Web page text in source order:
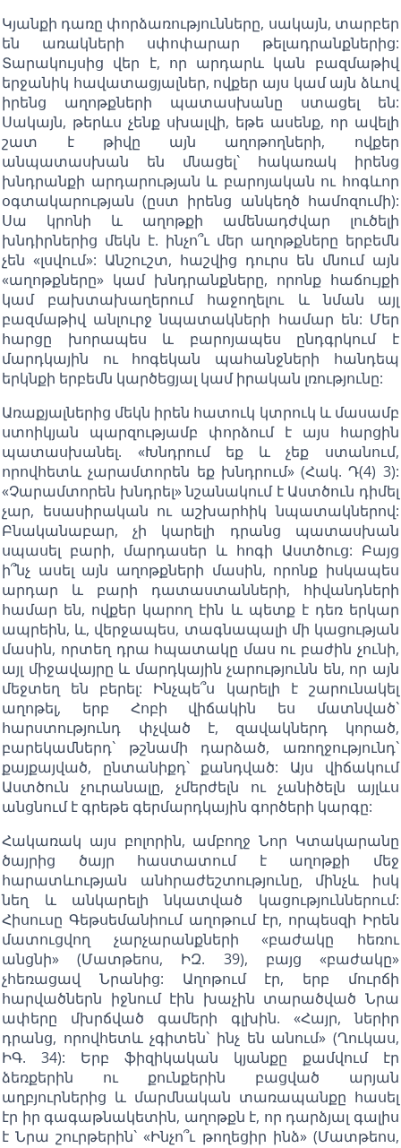
Կյանքի դառը փորձառությունները, սակայն, տարբեր
են առակների սփոփարար թելադրանքներից:
Տարակույսից վեր է, որ արդարև կան բազմաթիվ
երջանիկ հավատացյալներ, ովքեր այս կամ այն ձևով
իրենց աղոթքների պատասխանը ստացել են:
Սակայն, թերևս չենք սխալվի, եթե ասենք, որ ավելի
շատ է թիվը այն աղոթողների, ովքեր
անպատասխան են մնացել` հակառակ իրենց
խնդրանքի արդարության և բարոյական ու հոգևոր
օգտակարության (ըստ իրենց անկեղծ համոզումի):
Սա կրոնի և աղոթքի ամենադժվար լուծելի
խնդիրներից մեկն է. ինչո՞ւ մեր աղոթքները երբեմն
չեն «լսվում»: Անշուշտ, հաշվից դուրս են մնում այն
«աղոթքները» կամ խնդրանքները, որոնք հաճույքի
կամ բախտախաղերում հաջողելու և նման այլ
բազմաթիվ անլուրջ նպատակների համար են: Մեր
հարցը խորապես և բարոյապես ընդգրկում է
մարդկային ու հոգեկան պահանջների հանդեպ
երկնքի երբեմն կարծեցյալ կամ իրական լռությունը:
Առաքյալներից մեկն իրեն հատուկ կտրուկ և մասամբ
ստոիկյան պարզությամբ փորձում է այս հարցին
պատասխանել. «Խնդրում եք և չեք ստանում,
որովհետև չարամտորեն եք խնդրում» (Հակ. Դ(4) 3):
«Չարամտորեն խնդրել» նշանակում է Աստծուն դիմել
չար, եսասիրական ու աշխարհիկ նպատակներով:
Բնականաբար, չի կարելի դրանց պատասխան
սպասել բարի, մարդասեր և հոգի Աստծուց: Բայց
ի՞նչ ասել այն աղոթքների մասին, որոնք իսկապես
արդար և բարի դատաստանների, հիվանդների
համար են, ովքեր կարող էին և պետք է դեռ երկար
ապրեին, և, վերջապես, տագնապալի մի կացության
մասին, որտեղ դրա հպատակը մաս ու բաժին չունի,
այլ միջավայրը և մարդկային չարությունն են, որ այն
մեջտեղ են բերել: Ինչպե՞ս կարելի է շարունակել
աղոթել, երբ Հոբի վիճակին ես մատնված`
հարստությունդ փչված է, զավակներդ կորած,
բարեկամներդ` թշնամի դարձած, առողջությունդ`
քայքայված, ընտանիքդ` քանդված: Այս վիճակում
Աստծուն չուրանալը, չմերժելն ու չանիծելն այլևս
անցնում է գրեթե գերմարդկային գործերի կարգը:
Հակառակ այս բոլորին, ամբողջ Նոր Կտակարանը
ծայրից ծայր հաստատում է աղոթքի մեջ
հարատևության անհրաժեշտությունը, մինչև իսկ
նեղ և անկարելի նկատված կացություններում:
Հիսուսը Գեթսեմանիում աղոթում էր, որպեսզի Իրեն
մատուցվող չարչարանքների «բաժակը հեռու
անցնի» (Մատթեոս, ԻԶ. 39), բայց «բաժակը»
չհեռացավ Նրանից: Աղոթում էր, երբ մուրճի
հարվածներն իջնում էին խաչին տարածված Նրա
ափերը մխրճված գամերի գլխին. «Հայր, ներիր
դրանց, որովհետև չգիտեն` ինչ են անում» (Ղուկաս,
ԻԳ. 34): Երբ ֆիզիկական կյանքը քամվում էր
ձեռքերին ու քունքերին բացված արյան
աղբյուրներից և մարմնական տառապանքը հասել
էր իր գագաթնակետին, աղոթքն է, որ դարձյալ գալիս
է Նրա շուրթերին` «Ինչո՞ւ թողեցիր ինձ» (Մատթեոս,